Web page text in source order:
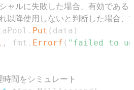
ルに失敗した場合、有効である
降使用しないと判断した場合、
. Put ( data )
, fmt . Errorf ( "failed to
間をシミュレート